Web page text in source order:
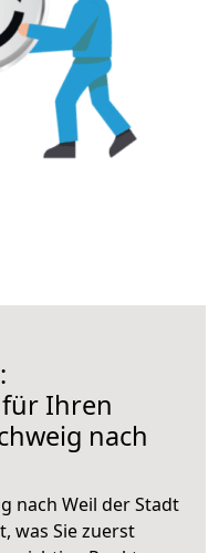
Ihren
nach
nach Weil der Stadt
was Sie zuerst